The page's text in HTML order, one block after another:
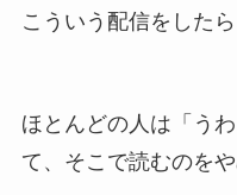
こういう配信をした
ほとんどの人は「う
て、そこで読むのを